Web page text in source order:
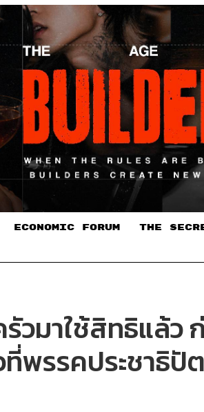
ECONOMIC FORUM THE
มาใช้สิทธิแล้ว
พรรคประชาธิปั